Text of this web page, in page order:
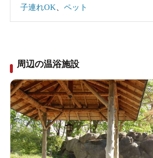
子連れOK ペット
周辺の温浴施設